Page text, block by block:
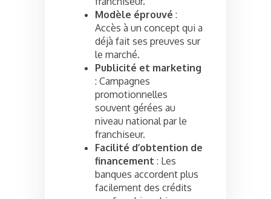
Modèle éprouvé :
Accès à un concept qui a
déjà fait ses preuves sur
le marché.
Publicité et marketing
: Campagnes
promotionnelles
souvent gérées au
niveau national par le
franchiseur.
Facilité d’obtention de
financement : Les
banques accordent plus
facilement des crédits